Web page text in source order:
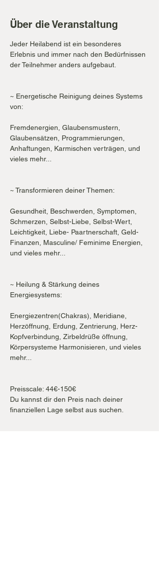
Über die Veranstaltung
Jeder Heilabend ist ein besonderes
Erlebnis und immer nach den Bedürfnissen
der Teilnehmer anders aufgebaut.
~ Energetische Reinigung deines Systems
von:
Fremdenergien, Glaubensmustern,
Glaubensätzen, Programmierungen,
Anhaftungen, Karmischen verträgen, und
vieles mehr...
~ Transformieren deiner Themen:
Gesundheit, Beschwerden, Symptomen,
Schmerzen, Selbst-Liebe, Selbst-Wert,
Leichtigkeit, Liebe- Paartnerschaft, Geld-
Finanzen, Masculine/ Feminime Energien,
und vieles mehr...
~ Heilung & Stärkung deines
Energiesystems:
Energiezentren(Chakras), Meridiane,
Herzöffnung, Erdung, Zentrierung, Herz-
Kopfverbindung, Zirbeldrüße öffnung,
Körpersysteme Harmonisieren, und vieles
mehr...
Preisscale: 44€-150€
Du kannst dir den Preis nach deiner
finanziellen Lage selbst aus suchen.